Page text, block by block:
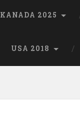
KANADA 2025
USA 2018